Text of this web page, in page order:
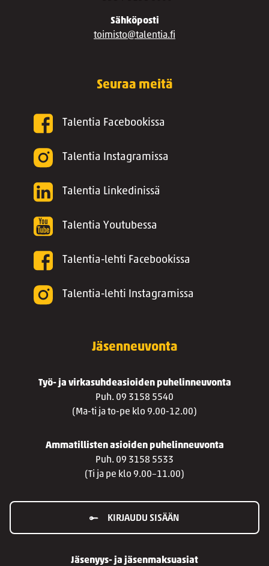
Sähköposti
toimisto@talentia.fi
Seuraa meitä
Talentia Facebookissa
Talentia Instagramissa
Talentia Linkedinissä
Talentia Youtubessa
Talentia-lehti Facebookissa
Talentia-lehti Instagramissa
Jäsenneuvonta
Työ- ja virkasuhdeasioiden puhelinneuvonta
Puh. 09 3158 5540
(Ma-ti ja to-pe klo 9.00-12.00)
Ammatillisten asioiden puhelinneuvonta
Puh. 09 3158 5533
(Ti ja pe klo 9.00–11.00)
KIRJAUDU SISÄÄN
Jäsenyys- ja jäsenmaksuasiat